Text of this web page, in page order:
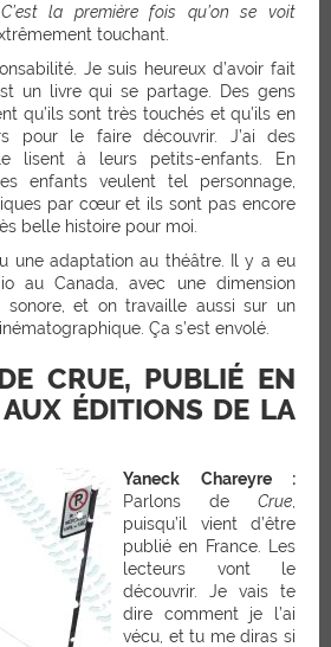
la première fois qu’on se voit
touchant.
Je suis heureux d’avoir fait
un livre qui se partage. Des gens
qu’ils sont très touchés et qu’ils en
pour le faire découvrir. J’ai des
lisent à leurs petits-enfants. En
enfants veulent tel personnage,
par cœur et ils sont pas encore
belle histoire pour moi.
une adaptation au théâtre. Il y a eu
au Canada, avec une dimension
sonore, et on travaille aussi sur un
Ça s’est envolé.
CRUE, PUBLIÉ EN
ÉDITIONS DE LA
Yaneck Chareyre :
Parlons de Crue
puisqu’il vient d’être
publié en France. Les
lecteurs vont le
découvrir. Je vais te
dire comment je l’ai
vécu, et tu me diras si